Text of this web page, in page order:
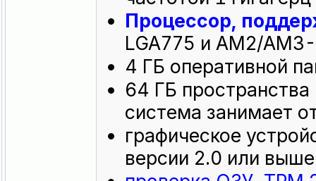
Процессор,
LGA775 и AM2/
4 ГБ оперативной
64 ГБ
система занимает
графическое
версии 2.0 или выше